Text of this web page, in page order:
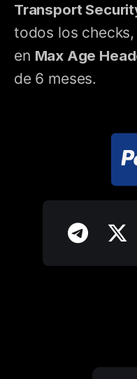
Transport
todos los
en Max Age
de 6 meses.